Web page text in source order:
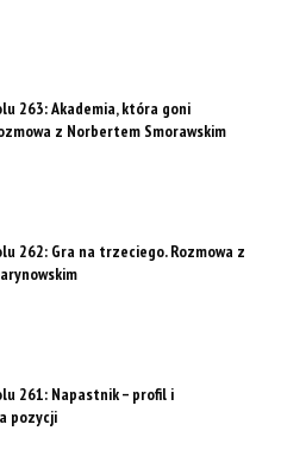
263: Akademia, która goni
z Norbertem Smorawskim
262: Gra na trzeciego. Rozmowa z
261: Napastnik – profil i
pozycji